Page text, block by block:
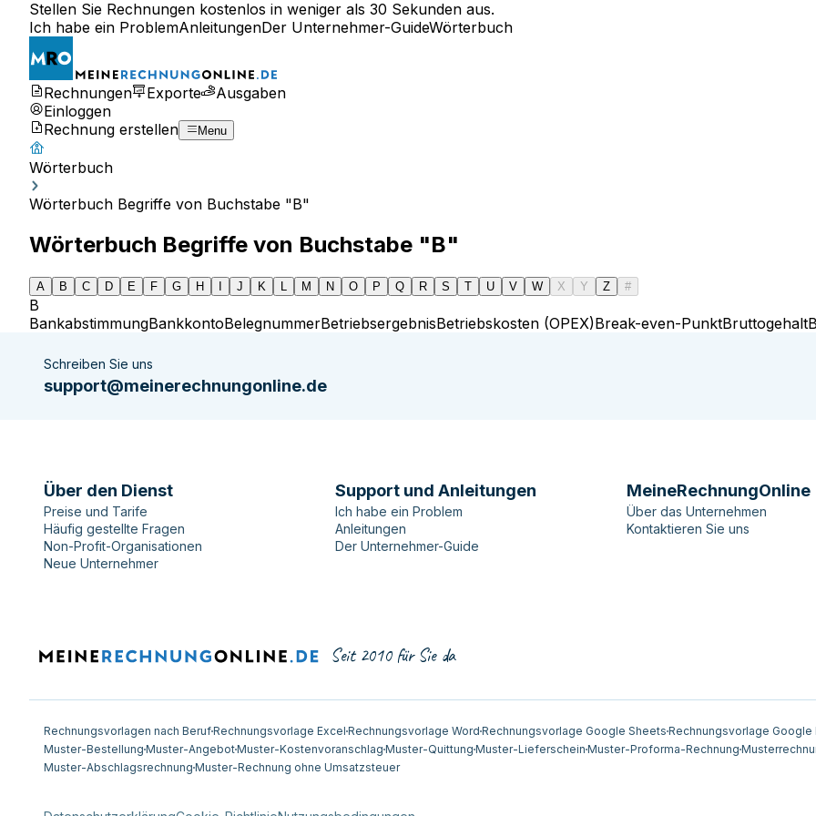
Stellen Sie Rechnungen kostenlos in weniger als 30 Sekunden aus.
Ich habe ein ProblemAnleitungenDer Unternehmer-GuideWörterbuch
Rechnungen Exporte
Ausgaben
Einloggen
Rechnung erstellen
Menu
Wörterbuch
Wörterbuch Begriffe von Buchstabe "B"
Wörterbuch Begriffe von Buchstabe "B"
A B C D E F G H J K M N O P Q R S T U V W X Y Z #
B
BankabstimmungBankkontoBelegnummerBetriebsergebnisBetriebskosten (OPEX)Break-even-PunktBruttogehalt
Schreiben Sie uns
support@meinerechnungonline.de
Über den Dienst
Preise und Tarife
Häufig gestellte Fragen
Non-Profit-Organisationen
Neue Unternehmer
Support und Anleitungen
Ich habe ein Problem
Anleitungen
Der Unternehmer-Guide
MeineRechnungOnline
Über das Unternehmen
Kontaktieren Sie uns
Seit 2010 für Sie da
Rechnungsvorlagen nach BerufRechnungsvorlage Excel Rechnungsvorlage Word Rechnungsvorlage Google Sheets Rechnungsvorlage Google
Muster-Bestellung Muster-AngebotMuster-Kostenvoranschlag Muster-Quittung Muster-Lieferschein Muster-Proforma-Rechnung
Muster-Abschlagsrechnung Muster-Rechnung ohne Umsatzsteuer